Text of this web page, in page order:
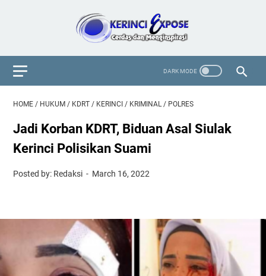
HOME / HUKUM / KDRT / KERINCI / KRIMINAL / POLRES
Jadi Korban KDRT, Biduan Asal Siulak
Kerinci Polisikan Suami
Posted by: Redaksi March 16, 2022